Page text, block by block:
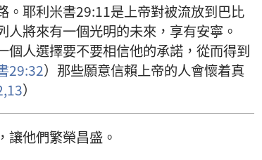
。耶利米書29:11是上帝對被流放到巴比
將來有一個光明的未來，享有安寧。
個人選擇要不要相信他的承諾，從而得到
29:32）那些願意信賴上帝的人會懷着真
）
讓他們繁榮昌盛。